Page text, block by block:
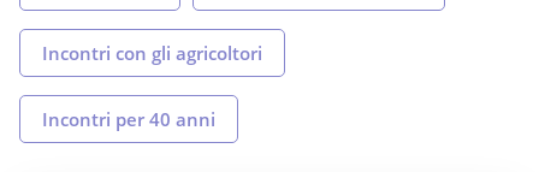
Incontri con gli agricoltori
Incontri per 40 anni